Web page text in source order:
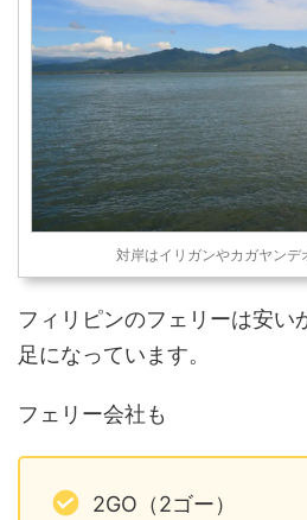
対岸はイリガンやカガヤンデ
フィリピンのフェリーは安い
足になっています。
フェリー会社も
2GO（2ゴー）